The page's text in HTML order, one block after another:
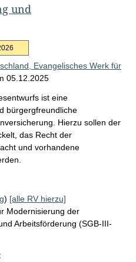
und
Evangelisches Werk für
05.12.2025
ist eine
bürgergfreundliche
Hierzu sollen der
das Recht der
und vorhandene
) [alle RV hierzu]
Modernisierung der
Arbeitsförderung (SGB-III-